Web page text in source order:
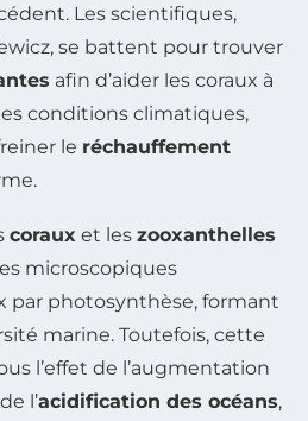
Les scientifiques,
se battent pour trouver
afin d’aider les coraux à
conditions climatiques,
le réchauffement
coraux et les zooxanthelles
microscopiques
par photosynthèse, formant
marine. Toutefois, cette
l’effet de l’augmentation
l’acidification des océans,